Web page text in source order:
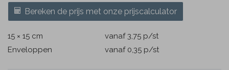
Bereken de prijs met onze prijscalculator
15 × 15 cm vanaf 3,75 p/st
Enveloppen
vanaf 0,35 p/st